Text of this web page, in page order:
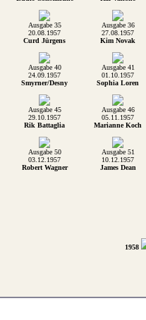
Ausgabe 35 Ausgabe 36
20.08.1957 27.08.1957
Curd Jürgens Kim Novak
Ausgabe 40 Ausgabe 41
24.09.1957 01.10.1957
Smyrner/Desny Sophia Loren
Ausgabe 45 Ausgabe 46
29.10.1957 05.11.1957
Rik Battaglia Marianne Koch
Ausgabe 50 Ausgabe 51
03.12.1957 10.12.1957
Robert Wagner James Dean
1958